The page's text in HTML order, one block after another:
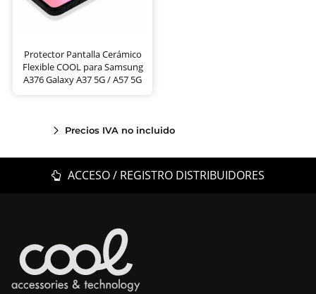
Protector Pantalla Cerámico
Flexible COOL para Samsung
A376 Galaxy A37 5G / A57 5G
Precios IVA no incluido
ACCESO / REGISTRO DISTRIBUIDORES